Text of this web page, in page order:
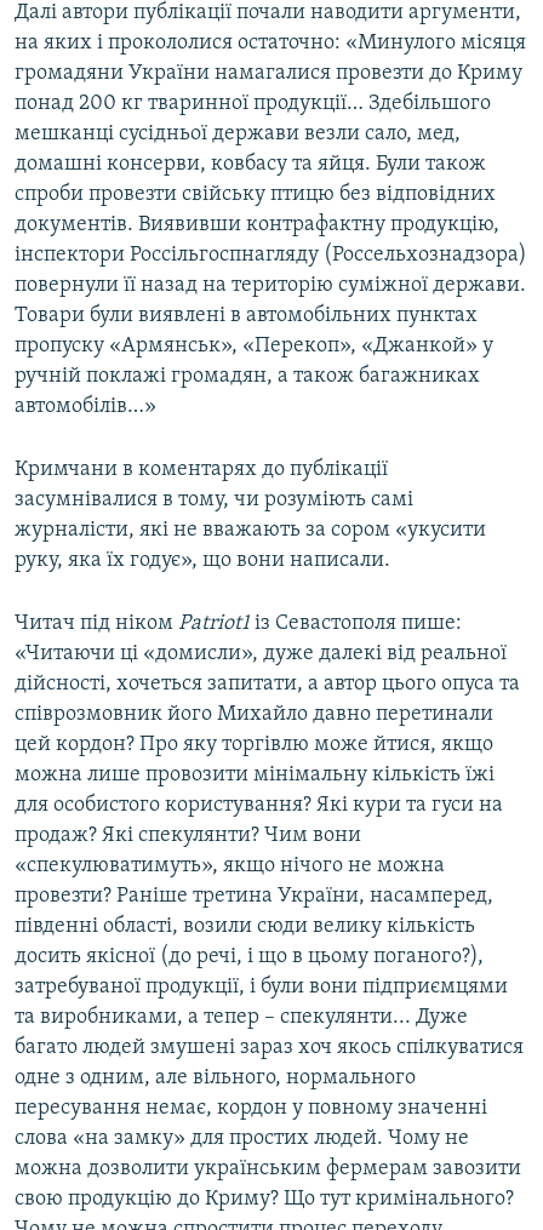
Далі автори публікації почали наводити аргументи,
на яких і прокололися остаточно: «Минулого місяця
громадяни України намагалися провезти до Криму
понад 200 кг тваринної продукції… Здебільшого
мешканці сусідньої держави везли сало, мед,
домашні консерви, ковбасу та яйця. Були також
спроби провезти свійську птицю без відповідних
документів. Виявивши контрафактну продукцію,
інспектори Россільгоспнагляду (Россельхознадзора)
повернули її назад на територію суміжної держави.
Товари були виявлені в автомобільних пунктах
пропуску «Армянськ», «Перекоп», «Джанкой» у
ручній поклажі громадян, а також багажниках
автомобілів…»
Кримчани в коментарях до публікації
засумнівалися в тому, чи розуміють самі
журналісти, які не вважають за сором «укусити
руку, яка їх годує», що вони написали.
Читач під ніком Patriot1 із Севастополя пише:
«Читаючи ці «домисли», дуже далекі від реальної
дійсності, хочеться запитати, а автор цього опуса та
співрозмовник його Михайло давно перетинали
цей кордон? Про яку торгівлю може йтися, якщо
можна лише провозити мінімальну кількість їжі
для особистого користування? Які кури та гуси на
продаж? Які спекулянти? Чим вони
«спекулюватимуть», якщо нічого не можна
провезти? Раніше третина України, насамперед,
південні області, возили сюди велику кількість
досить якісної (до речі, і що в цьому поганого?),
затребуваної продукції, і були вони підприємцями
та виробниками, а тепер – спекулянти... Дуже
багато людей змушені зараз хоч якось спілкуватися
одне з одним, але вільного, нормального
пересування немає, кордон у повному значенні
слова «на замку» для простих людей. Чому не
можна дозволити українським фермерам завозити
свою продукцію до Криму? Що тут кримінального?